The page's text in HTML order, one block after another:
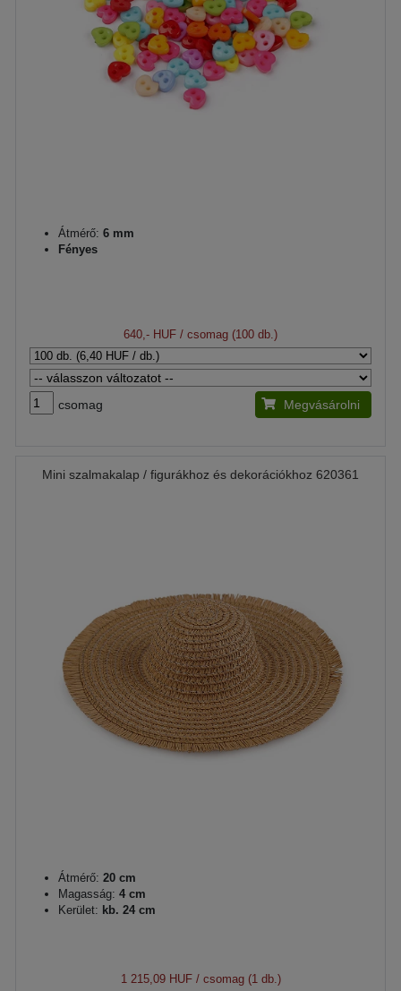
Átmérő: 6 mm
Fényes
640,- HUF / csomag (100 db.)
csomag Megvásárolni
Mini szalmakalap / figurákhoz és dekorációkhoz 620361
Átmérő: 20 cm
Magasság: 4 cm
Kerület: kb. 24 cm
1 215,09 HUF/ csomag (1 db.)